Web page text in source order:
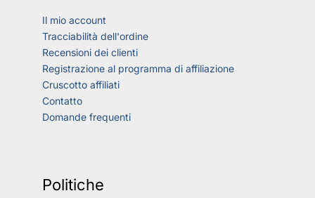
Il mio account
Tracciabilità dell'ordine
Recensioni dei clienti
Registrazione al programma di affiliazione
Cruscotto affiliati
Contatto
Domande frequenti
Politiche